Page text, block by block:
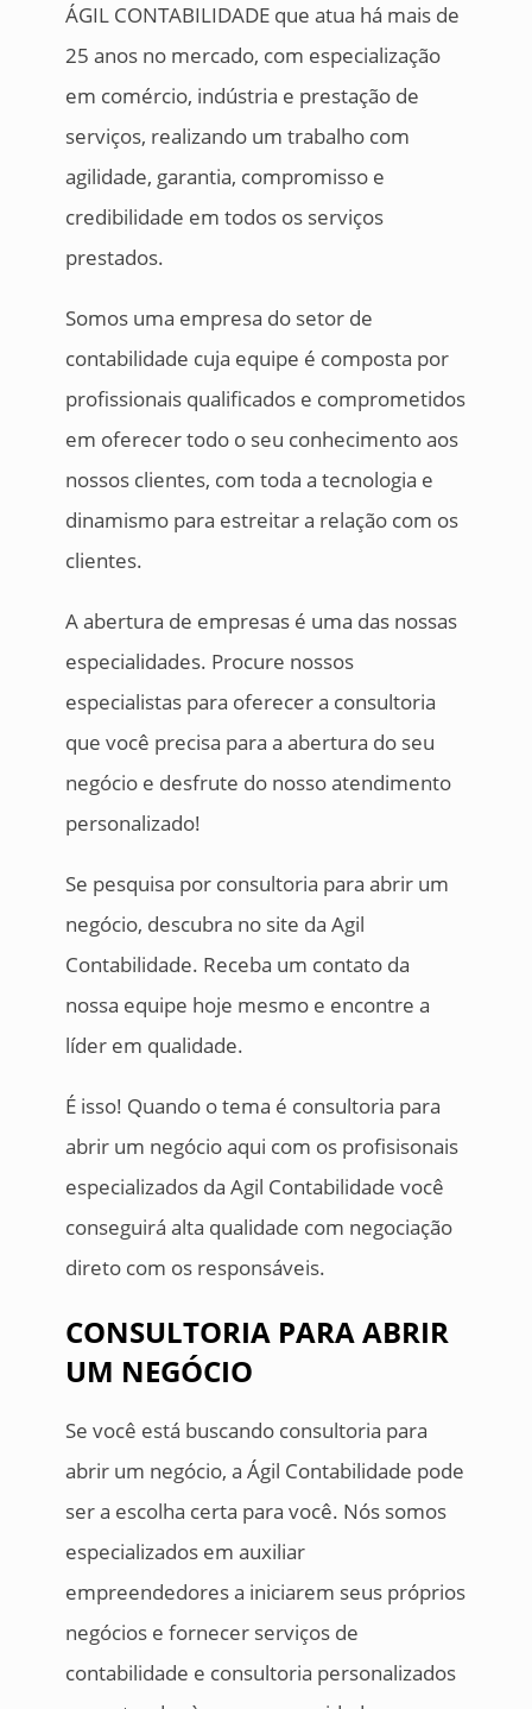
ÁGIL CONTABILIDADE que atua há mais de
25 anos no mercado, com especialização
em comércio, indústria e prestação de
serviços, realizando um trabalho com
agilidade, garantia, compromisso e
credibilidade em todos os serviços
prestados.
Somos uma empresa do setor de
contabilidade cuja equipe é composta por
profissionais qualificados e comprometidos
em oferecer todo o seu conhecimento aos
nossos clientes, com toda a tecnologia e
dinamismo para estreitar a relação com os
clientes.
A abertura de empresas é uma das nossas
especialidades. Procure nossos
especialistas para oferecer a consultoria
que você precisa para a abertura do seu
negócio e desfrute do nosso atendimento
personalizado!
Se pesquisa por consultoria para abrir um
negócio, descubra no site da Agil
Contabilidade. Receba um contato da
nossa equipe hoje mesmo e encontre a
líder em qualidade.
É isso! Quando o tema é consultoria para
abrir um negócio aqui com os profisisonais
especializados da Agil Contabilidade você
conseguirá alta qualidade com negociação
direto com os responsáveis.
CONSULTORIA PARA ABRIR
UM NEGÓCIO
Se você está buscando consultoria para
abrir um negócio, a Ágil Contabilidade pode
ser a escolha certa para você. Nós somos
especializados em auxiliar
empreendedores a iniciarem seus próprios
negócios e fornecer serviços de
contabilidade e consultoria personalizados